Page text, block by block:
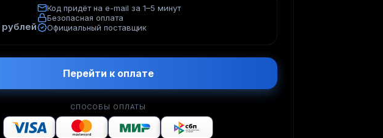
рублей
Код придёт на e-mail за 1–5 минут
Безопасная оплата
Официальный поставщик
Перейти к оплате
СПОСОБЫ ОПЛАТЫ